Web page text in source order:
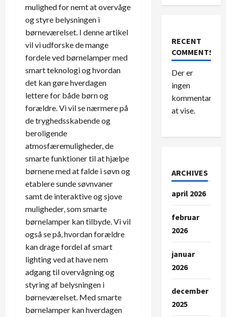
mulighed for nemt at overvåge
og styre belysningen i
børneværelset. I denne artikel
vil vi udforske de mange
fordele ved børnelamper med
smart teknologi og hvordan
det kan gøre hverdagen
lettere for både børn og
forældre. Vi vil se nærmere på
de tryghedsskabende og
beroligende
atmosfæremuligheder, de
smarte funktioner til at hjælpe
børnene med at falde i søvn og
etablere sunde søvnvaner
samt de interaktive og sjove
muligheder, som smarte
børnelamper kan tilbyde. Vi vil
også se på, hvordan forældre
kan drage fordel af smart
lighting ved at have nem
adgang til overvågning og
styring af belysningen i
børneværelset. Med smarte
børnelamper kan hverdagen
RECENT
COMMENTS
Der er
ingen
kommentarer
at vise.
ARCHIVES
april 2026
februar
2026
januar
2026
december
2025